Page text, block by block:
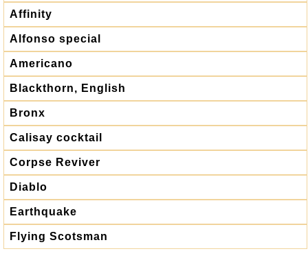
Affinity
Alfonso special
Americano
Blackthorn, English
Bronx
Calisay cocktail
Corpse Reviver
Diablo
Earthquake
Flying Scotsman